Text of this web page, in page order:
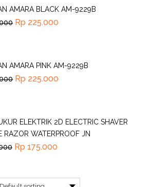
AMARA BLACK AM-9229B
Rp 225.000
AMARA PINK AM-9229B
Rp 225.000
ELEKTRIK 2D ELECTRIC SHAVER
RAZOR WATERPROOF JN
Rp 175.000